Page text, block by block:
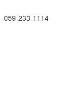
233-1114